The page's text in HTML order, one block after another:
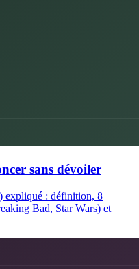
sans dévoiler
expliqué : définition, 8
Bad, Star Wars) et